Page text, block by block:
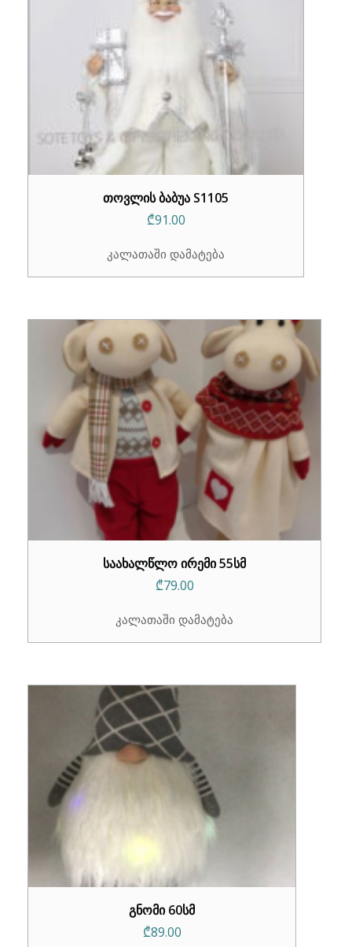
თოვლის ბაბუა S1105
₾91.00
კალათაში დამატება
საახალწლო ირემი 55სმ
₾79.00
კალათაში დამატება
გნომი 60სმ
₾89.00